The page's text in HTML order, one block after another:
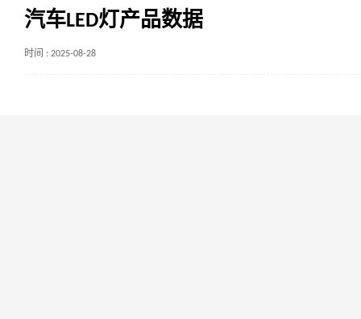
汽车LED灯产品数据
时间 : 2025-08-28